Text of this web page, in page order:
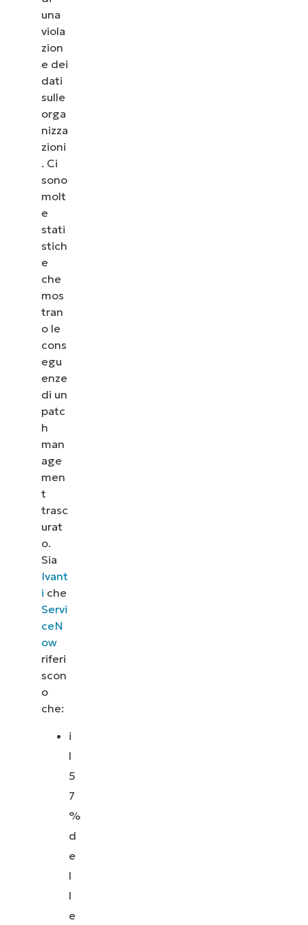
una
viola
zion
e dei
dati
sulle
orga
nizza
zioni
. Ci
sono
molt
e
stati
stich
e
che
mos
tran
o le
cons
egu
enze
di un
patc
h
man
age
men
t
trasc
urat
o.
Sia
Ivant
i che
Servi
ceN
ow
riferi
scon
o
che:
i
l
5
7
%
d
e
l
l
e